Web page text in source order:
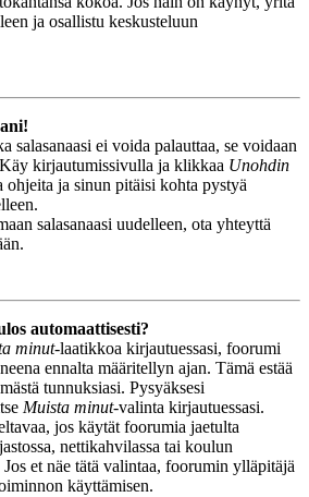
ja osallistu keskusteluun
salasanaasi ei voida palauttaa, se voidaan
kirjautumissivulla ja klikkaa Unohdin
ohjeita ja sinun pitäisi kohta pystyä
salasanaasi uudelleen, ota yhteyttä
automaattisesti?
minut-laatikkoa kirjautuessasi, foorumi
ennalta määritellyn ajan. Tämä estää
tunnuksiasi. Pysyäksesi
Muista minut-valinta kirjautuessasi.
jos käytät foorumia jaetulta
nettikahvilassa tai koulun
et näe tätä valintaa, foorumin ylläpitäjä
käyttämisen.